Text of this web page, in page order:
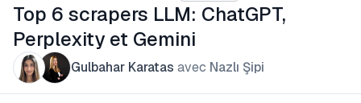
Top 6 scrapers LLM: ChatGPT,
Perplexity et Gemini
Gulbahar Karatas avec Nazlı Şipi